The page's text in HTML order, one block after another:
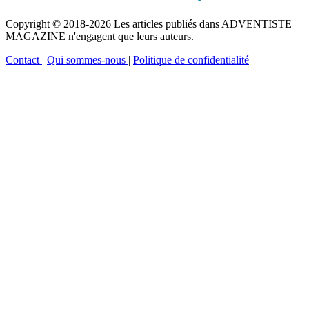
Copyright © 2018-2026 Les articles publiés dans ADVENTISTE
MAGAZINE n'engagent que leurs auteurs.
Contact | Qui sommes-nous | Politique de confidentialité